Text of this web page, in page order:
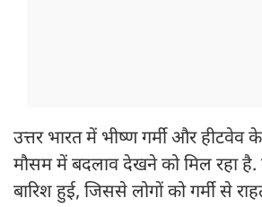
उत्तर भारत में भीष्ण गर्मी और हीटवेव
मौसम में बदलाव देखने को मिल रहा
बारिश हुई, जिससे लोगों को गर्मी से